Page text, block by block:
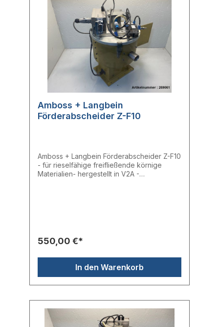
Amboss + Langbein
Förderabscheider Z-F10
Amboss + Langbein Förderabscheider Z-F10
- für rieselfähige freifließende körnige
Materialien- hergestellt in V2A -
Hersteller: Amboss + LangbeinTyp: Z-F
BaureiheHerstellernr.: Z-F10
550,00 €*
In den Warenkorb